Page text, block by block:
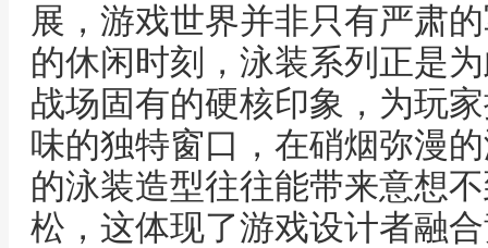
展，游戏世界并非只有严肃
的休闲时刻，泳装系列正是
战场固有的硬核印象，为玩
味的独特窗口，在硝烟弥漫
的泳装造型往往能带来意想
松，这体现了游戏设计者融